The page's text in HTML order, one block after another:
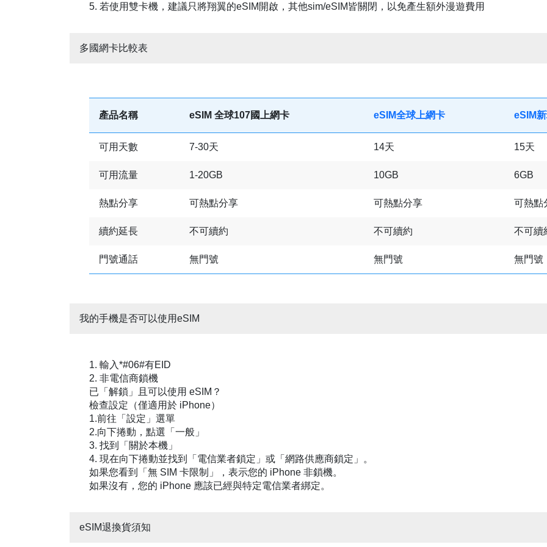
5. 若使用雙卡機，建議只將翔翼的eSIM開啟，其他sim/eSIM皆關閉，以免產生額外漫遊費用
多國網卡比較表
產品名稱 eSIM 全球107國上網卡 eSIM全球上網卡 eSIM
可用天數 7-30天 14天 15天
可用流量 1-20GB 10GB 6GB
熱點分享 可熱點分享 可熱點分享 可熱點
續約延長 不可續約 不可續約 不可續
門號通話 無門號 無門號 無門號
我的手機是否可以使用eSIM
1. 輸入*#06#有EID
2. 非電信商鎖機
已「解鎖」且可以使用 eSIM？
檢查設定（僅適用於 iPhone）
1.前往「設定」選單
2.向下捲動，點選「一般」
‎3. 找到「關於本機」
‎4. 現在向下捲動並找到「電信業者鎖定」或「網路供應商鎖定」。
如果您看到「無 SIM 卡限制」，表示您的 iPhone 非鎖機。
如果沒有，您的 iPhone 應該已經與特定電信業者綁定。
eSIM退換貨須知